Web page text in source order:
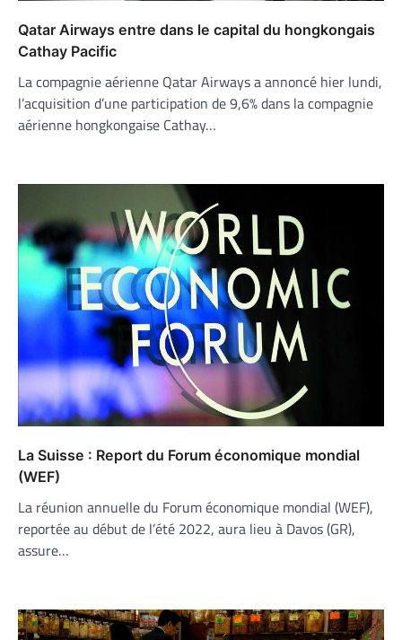
Qatar Airways entre dans le capital du hongkongais
Cathay Pacific
La compagnie aérienne Qatar Airways a annoncé hier lundi,
l’acquisition d’une participation de 9,6% dans la compagnie
aérienne hongkongaise Cathay…
La Suisse : Report du Forum économique mondial
(WEF)
La réunion annuelle du Forum économique mondial (WEF),
reportée au début de l’été 2022, aura lieu à Davos (GR),
assure…